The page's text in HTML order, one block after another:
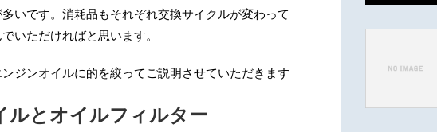
いです。消耗品もそれぞれ交換サイクルが変わって
いただければと思います。
ジンオイルに的を絞ってご説明させていただきます
ルとオイルフィルター